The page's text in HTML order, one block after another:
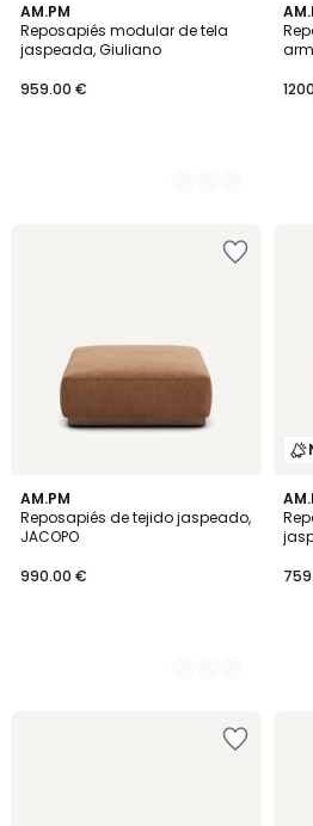
AM.PM
Reposapiés modular de tela
jaspeada, Giuliano
959.00 €
2
Colores
2
AM.PM
Reposapiés de tejido jaspeado,
JACOPO
990.00 €
4
Colores
3